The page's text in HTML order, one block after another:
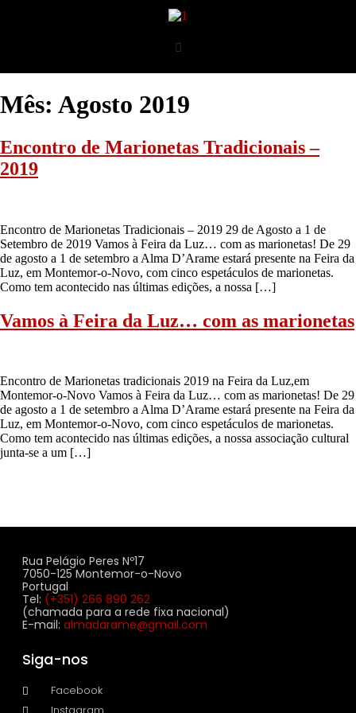
Mês: Agosto 2019
Encontro de Marionetas Tradicionais –
2019
Encontro de Marionetas Tradicionais – 2019 29 de Agosto a 1 de
Setembro de 2019 Vamos à Feira da Luz… com as marionetas! De 29
de agosto a 1 de setembro a Alma D’Arame estará presente na Feira da
Luz, em Montemor-o-Novo, com cinco espetáculos de marionetas.
Como tem acontecido nas últimas edições, a nossa […]
Vamos à Feira da Luz… com as marionetas
Encontro de Marionetas tradicionais 2019 na Feira da Luz,em
Montemor-o-Novo Vamos à Feira da Luz… com as marionetas! De 29
de agosto a 1 de setembro a Alma D’Arame estará presente na Feira da
Luz, em Montemor-o-Novo, com cinco espetáculos de marionetas.
Como tem acontecido nas últimas edições, a nossa associação cultural
junta-se a um […]
Rua Pelágio Peres Nº17
7050-125 Montemor-o-Novo
Portugal
Tel: (+351) 266 890 262
(chamada para a rede fixa nacional)
E-mail: almadarame@gmail.com
Siga-nos
Facebook